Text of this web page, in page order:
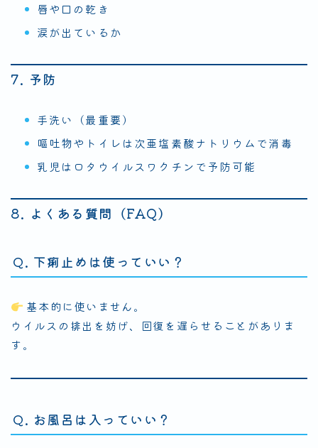
唇や口の乾き
涙が出ているか
7. 予防
手洗い（最重要）
嘔吐物やトイレは次亜塩素酸ナトリウムで消毒
乳児はロタウイルスワクチンで予防可能
8. よくある質問（FAQ）
Q. 下痢止めは使っていい？
基本的に使いません。
ウイルスの排出を妨げ、回復を遅らせることがありま
す。
Q. お風呂は入っていい？